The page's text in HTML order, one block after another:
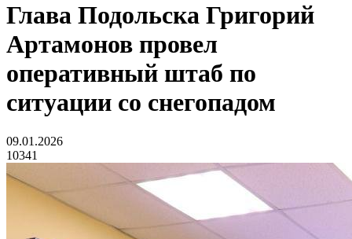
Глава Подольска Григорий
Артамонов провел
оперативный штаб по
ситуации со снегопадом
09.01.2026
10341